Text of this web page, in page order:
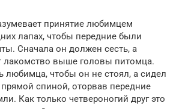
принятие любимцем
лапах, чтобы передние были
Сначала он должен сесть, а
лакомство выше головы питомца.
любимца, чтобы он не стоял, а сидел
прямой спиной, оторвав передние
Как только четвероногий друг это